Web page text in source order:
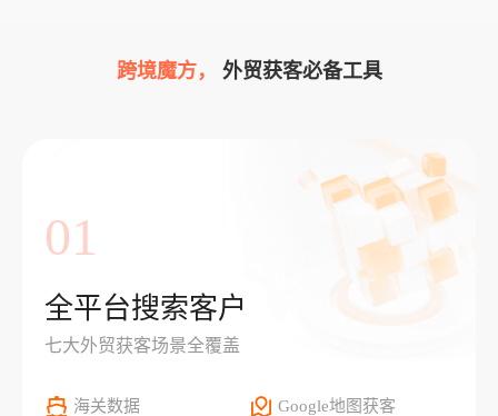
跨境魔方， 外贸获客必备工具
01
全平台搜索客户
七大外贸获客场景全覆盖
海关数据 Google地图获客